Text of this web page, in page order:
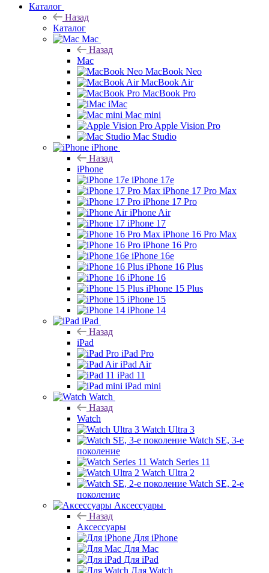
Каталог
Назад
Каталог
Mac
Назад
Mac
MacBook Neo
MacBook Air
MacBook Pro
iMac
Mac mini
Apple Vision Pro
Mac Studio
iPhone
Назад
iPhone
iPhone 17e
iPhone 17 Pro Max
iPhone 17 Pro
iPhone Air
iPhone 17
iPhone 16 Pro Max
iPhone 16 Pro
iPhone 16e
iPhone 16 Plus
iPhone 16
iPhone 15 Plus
iPhone 15
iPhone 14
iPad
Назад
iPad
iPad Pro
iPad Air
iPad 11
iPad mini
Watch
Назад
Watch
Watch Ultra 3
Watch SE, 3-е
поколение
Watch Series 11
Watch Ultra 2
Watch SE, 2-е
поколение
Аксессуары
Назад
Аксессуары
Для iPhone
Для Mac
Для iPad
Для Watch